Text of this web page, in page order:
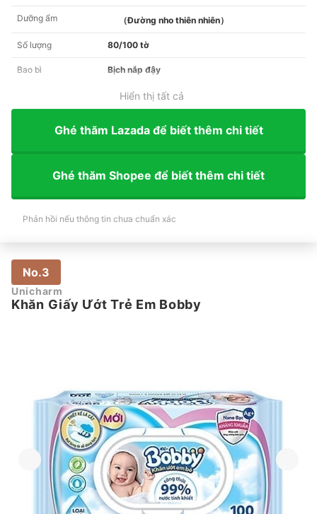
Dưỡng ẩm （Đường nho thiên nhiên）
Số lượng 80/100 tờ
Bao bì Bịch nắp đậy
Hiển thị tất cả
Ghé thăm Lazada để biết thêm chi tiết
Ghé thăm Shopee để biết thêm chi tiết
Phản hồi nếu thông tin chưa chuẩn xác
No.3
Unicharm
Khăn Giấy Ướt Trẻ Em Bobby